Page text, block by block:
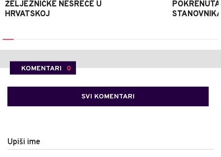
ŽELJEZNIČKE NESREĆE U
HRVATSKOJ
KOMENTARI 0
SVI KOMENTARI
Upiši ime